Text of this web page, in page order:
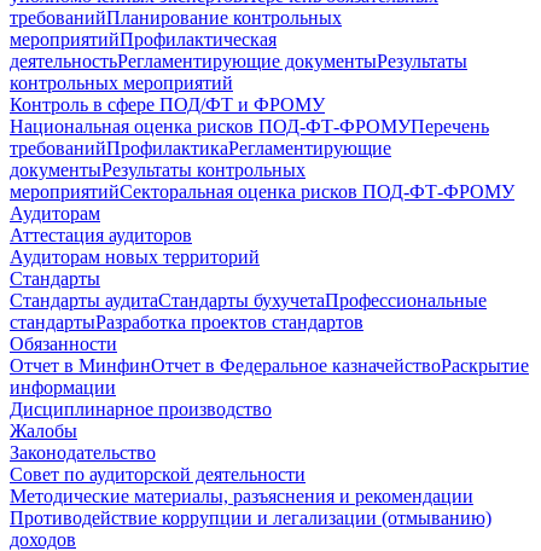
требованийПланирование контрольных
мероприятийПрофилактическая
деятельностьРегламентирующие документыРезультаты
контрольных мероприятий
Контроль в сфере ПОД/ФТ и ФРОМУ
Национальная оценка рисков ПОД-ФТ-ФРОМУПеречень
требованийПрофилактикаРегламентирующие
документыРезультаты контрольных
мероприятийСекторальная оценка рисков ПОД-ФТ-ФРОМУ
Аудиторам
Аттестация аудиторов
Аудиторам новых территорий
Стандарты
Стандарты аудитаСтандарты бухучетаПрофессиональные
стандартыРазработка проектов стандартов
Обязанности
Отчет в МинфинОтчет в Федеральное казначействоРаскрытие
информации
Дисциплинарное производство
Жалобы
Законодательство
Совет по аудиторской деятельности
Методические материалы, разъяснения и рекомендации
Противодействие коррупции и легализации (отмыванию)
доходов